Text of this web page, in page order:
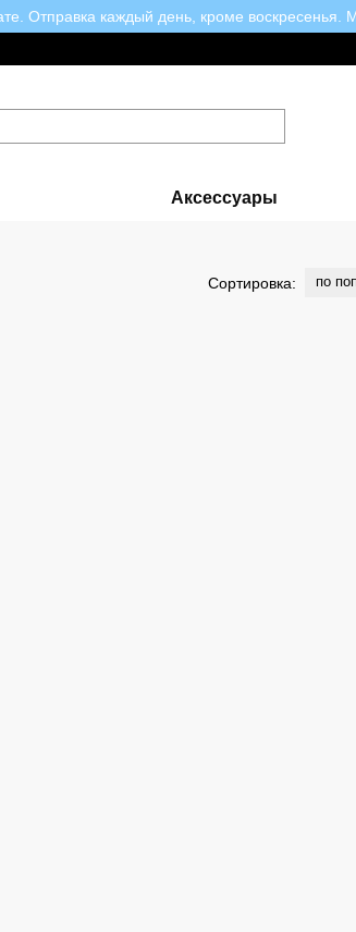
Отправка каждый день, кроме воскресенья.
Аксессуары
Сортировка: по